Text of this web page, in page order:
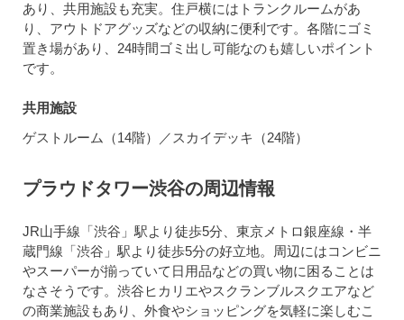
あり、共用施設も充実。住戸横にはトランクルームがあ
り、アウトドアグッズなどの収納に便利です。各階にゴミ
置き場があり、24時間ゴミ出し可能なのも嬉しいポイント
です。
共用施設
ゲストルーム（14階）／スカイデッキ（24階）
プラウドタワー渋谷の周辺情報
JR山手線「渋谷」駅より徒歩5分、東京メトロ銀座線・半
蔵門線「渋谷」駅より徒歩5分の好立地。周辺にはコンビニ
やスーパーが揃っていて日用品などの買い物に困ることは
なさそうです。渋谷ヒカリエやスクランブルスクエアなど
の商業施設もあり、外食やショッピングを気軽に楽しむこ